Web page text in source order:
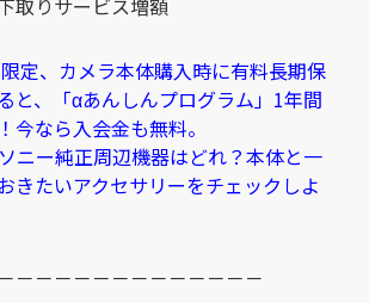
取りサービス増額
定、カメラ本体購入時に有料長期保
と、「αあんしんプログラム」1年間
今なら入会金も無料。
ニー純正周辺機器はどれ？本体と一
きたいアクセサリーをチェックしよ
－－－－－－－－－－－－－